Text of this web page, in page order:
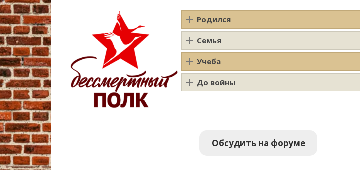
Родился
Семья
Учеба
До войны
Обсудить на форуме